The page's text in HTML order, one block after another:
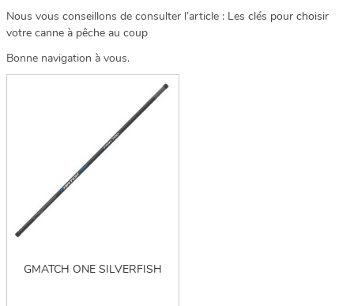
Nous vous conseillons de consulter l’article : Les clés pour choisir
votre canne à pêche au coup
Bonne navigation à vous.
GMATCH ONE SILVERFISH